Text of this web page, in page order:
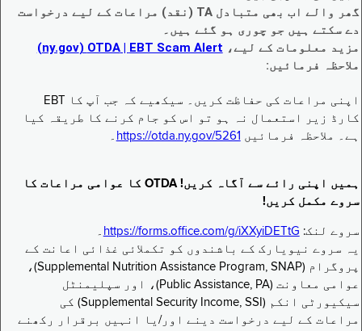
گھر والے اب بھی متبادل TA (نقد) مراعات کے لیے درخواست
دے سکتے ہیں جو چوری ہو گئے ہیں۔
مزید معلومات کے لیے، EBT Scam Alert ‏| OTDA ‏(ny.gov)
ملاحظہ فرمائیں:
اپنی مراعات کی حفاظت کریں۔ سیکھیے کہ جب آپ کا EBT
کارڈ زیر استعمال نہ ہو تو اس کو جام کرنے کا طریقہ کیا
ہے۔ ملاحظہ فرمائیں https://otda.ny.gov/5261 ۔
ہمیں اپنی رائے سے آگاہ کریں! OTDA کا عوامی مراعات کا
سروے مکمل کریں!
سروے لنک: https://forms.office.com/g/iXXyiDETtG ۔
یہ سروے نیویارک کے باشندوں کو تکملائی غذائی اعانت کے
پروگرام (Supplemental Nutrition Assistance Program, SNAP)،
عوامی معاونت (Public Assistance, PA)، اور سپلیمنٹل
سیکیورٹی انکم (Supplemental Security Income, SSI) کی
مراعات کے لیے درخواست دینے اور/یا انہیں برقرار رکھنے